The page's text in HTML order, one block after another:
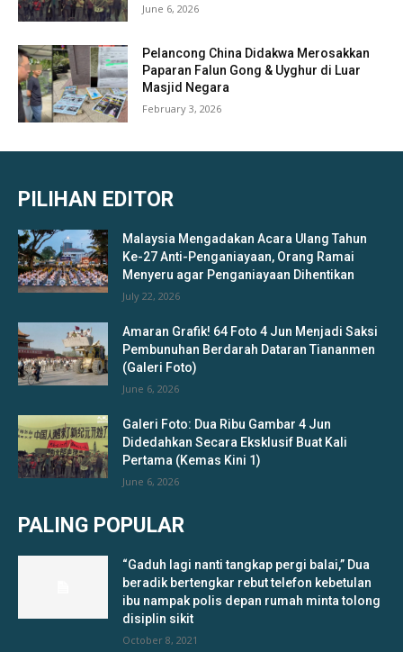
June 6, 2026
Pelancong China Didakwa Merosakkan
Paparan Falun Gong & Uyghur di Luar
Masjid Negara
February 3, 2026
PILIHAN EDITOR
Malaysia Mengadakan Acara Ulang Tahun
Ke-27 Anti-Penganiayaan, Orang Ramai
Menyeru agar Penganiayaan Dihentikan
July 22, 2026
Amaran Grafik! 64 Foto 4 Jun Menjadi Saksi
Pembunuhan Berdarah Dataran Tiananmen
(Galeri Foto)
June 6, 2026
Galeri Foto: Dua Ribu Gambar 4 Jun
Didedahkan Secara Eksklusif Buat Kali
Pertama (Kemas Kini 1)
June 6, 2026
PALING POPULAR
“Gaduh lagi nanti tangkap pergi balai,” Dua
beradik bertengkar rebut telefon kebetulan
ibu nampak polis depan rumah minta tolong
disiplin sikit
October 8, 2021